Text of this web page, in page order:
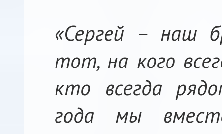
«Сергей – наш
тот, на кого
кто всегда
года мы